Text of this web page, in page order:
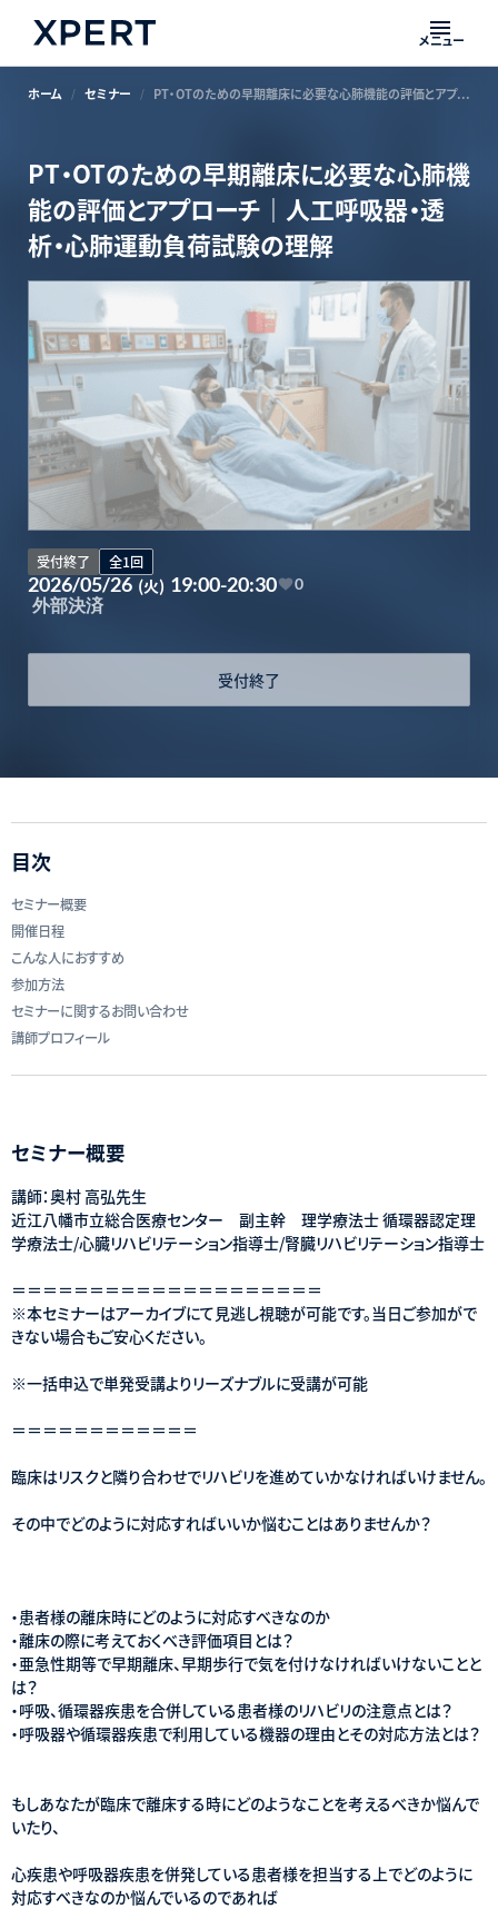
メニュー
ホーム セミナー PT・OTのための早期離床に必要な心肺機能の評価とアプローチ｜人工呼吸器・透析・心肺運動負荷試験の理解
PT・OTのための早期離床に必要な心肺機
能の評価とアプローチ｜人工呼吸器・透
析・心肺運動負荷試験の理解
受付終了 全1回
2026/05/26 (火) 19:00-20:30 0
外部決済
受付終了
目次
セミナー概要
開催日程
こんな人におすすめ
参加方法
セミナーに関するお問い合わせ
講師プロフィール
セミナー概要
講師：奥村 高弘先生
近江八幡市立総合医療センター 副主幹 理学療法士 循環器認定理
学療法士/心臓リハビリテーション指導士/腎臓リハビリテーション指導士
＝＝＝＝＝＝＝＝＝＝＝＝＝＝＝＝＝＝＝＝
※本セミナーはアーカイブにて見逃し視聴が可能です。当日ご参加がで
きない場合もご安心ください。
※一括申込で単発受講よりリーズナブルに受講が可能
＝＝＝＝＝＝＝＝＝＝＝＝
臨床はリスクと隣り合わせでリハビリを進めていかなければいけません。
その中でどのように対応すればいいか悩むことはありませんか？
・患者様の離床時にどのように対応すべきなのか
・離床の際に考えておくべき評価項目とは？
・亜急性期等で早期離床、早期歩行で気を付けなければいけないことと
は？
・呼吸、循環器疾患を合併している患者様のリハビリの注意点とは？
・呼吸器や循環器疾患で利用している機器の理由とその対応方法とは？
もしあなたが臨床で離床する時にどのようなことを考えるべきか悩んで
いたり、
心疾患や呼吸器疾患を併発している患者様を担当する上でどのように
対応すべきなのか悩んでいるのであれば